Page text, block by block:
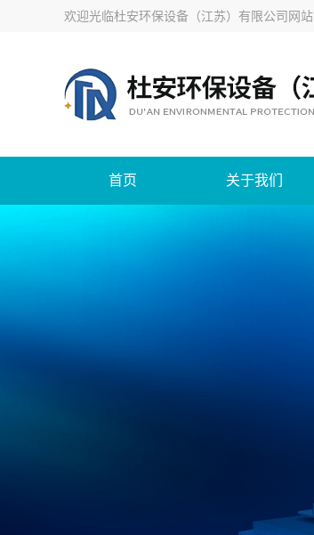
欢迎光临杜安环保设备（江苏）有限公司网站
首页 关于我们